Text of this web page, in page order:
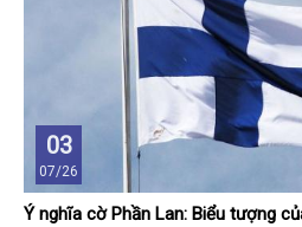
03
07/26
Ý nghĩa cờ Phần Lan: Biểu tượng